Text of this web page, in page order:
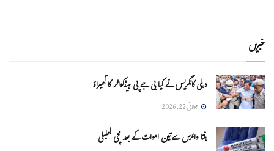
خبریں
دہلی کانگریس نے کیا بی جے پی ہیڈکواٹر کا گھیراؤ
جولائی 22, 2026
ہنتا وائرس سےتین اموات کے بعد مچی کھلبلی